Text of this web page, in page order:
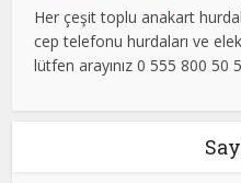
Her çeşit toplu anakart
cep telefonu hurdaları ve
lütfen arayınız 0 555 800 50